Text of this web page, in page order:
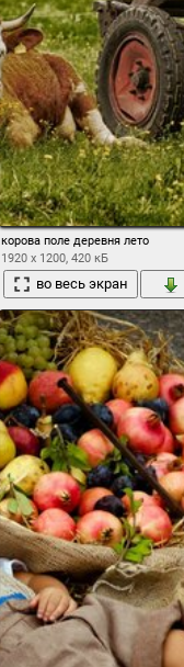
корова поле деревня лето
1920 x 1200, 420 кБ
во весь экран